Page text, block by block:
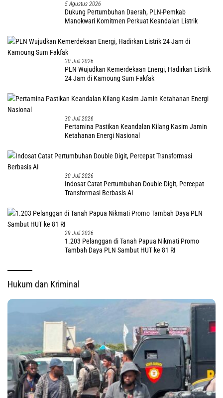
5 Agustus 2026
Dukung Pertumbuhan Daerah, PLN-Pemkab
Manokwari Komitmen Perkuat Keandalan Listrik
30 Juli 2026
PLN Wujudkan Kemerdekaan Energi, Hadirkan Listrik
24 Jam di Kamoung Sum Fakfak
30 Juli 2026
Pertamina Pastikan Keandalan Kilang Kasim Jamin
Ketahanan Energi Nasional
30 Juli 2026
Indosat Catat Pertumbuhan Double Digit, Percepat
Transformasi Berbasis AI
29 Juli 2026
1.203 Pelanggan di Tanah Papua Nikmati Promo
Tambah Daya PLN Sambut HUT ke 81 RI
Hukum dan Kriminal